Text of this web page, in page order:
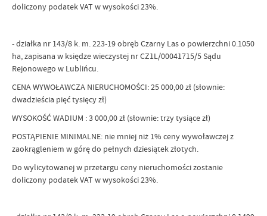
doliczony podatek VAT w wysokości 23%.
- działka nr 143/8 k. m. 223-19 obręb Czarny Las o powierzchni 0.1050
ha, zapisana w księdze wieczystej nr CZ1L/00041715/5 Sądu
Rejonowego w Lublińcu.
CENA WYWOŁAWCZA NIERUCHOMOŚCI: 25 000,00 zł (słownie:
dwadzieścia pięć tysięcy zł)
WYSOKOŚĆ WADIUM : 3 000,00 zł (słownie: trzy tysiące zł)
POSTĄPIENIE MINIMALNE: nie mniej niż 1% ceny wywoławczej z
zaokrągleniem w górę do pełnych dziesiątek złotych.
Do wylicytowanej w przetargu ceny nieruchomości zostanie
doliczony podatek VAT w wysokości 23%.